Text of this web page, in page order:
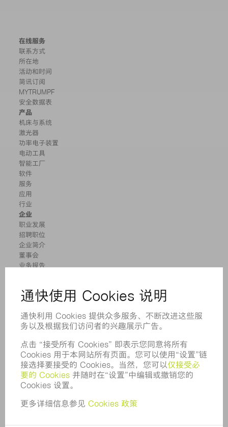
在线服务
联系方式
所在地
活动和时间
简讯订阅
MYTRUMPF
安全数据表
产品
机床与系统
激光器
功率电子装置
电动工具
智能工厂
软件
服务
应用
行业
企业
职业发展
招聘职位
企业简介
董事会
业务报告
举报系统
新闻稿
杂志
环境和气候
社会和公共事务
企业管理